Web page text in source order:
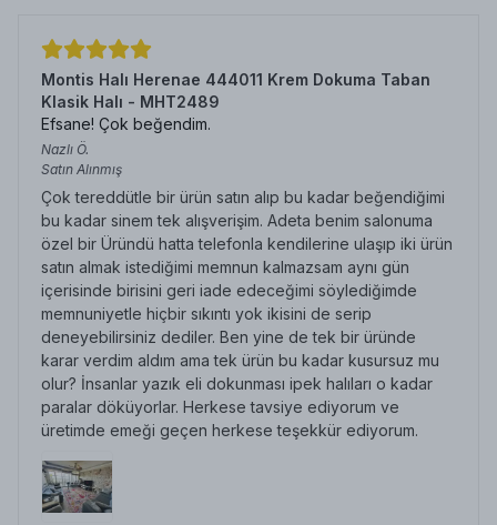
Montis Halı Herenae 444011 Krem Dokuma Taban
Klasik Halı - MHT2489
Efsane! Çok beğendim.
Nazlı Ö.
Satın Alınmış
Çok tereddütle bir ürün satın alıp bu kadar beğendiğimi
bu kadar sinem tek alışverişim. Adeta benim salonuma
özel bir Üründü hatta telefonla kendilerine ulaşıp iki ürün
satın almak istediğimi memnun kalmazsam aynı gün
içerisinde birisini geri iade edeceğimi söylediğimde
memnuniyetle hiçbir sıkıntı yok ikisini de serip
deneyebilirsiniz dediler. Ben yine de tek bir üründe
karar verdim aldım ama tek ürün bu kadar kusursuz mu
olur? İnsanlar yazık eli dokunması ipek halıları o kadar
paralar döküyorlar. Herkese tavsiye ediyorum ve
üretimde emeği geçen herkese teşekkür ediyorum.